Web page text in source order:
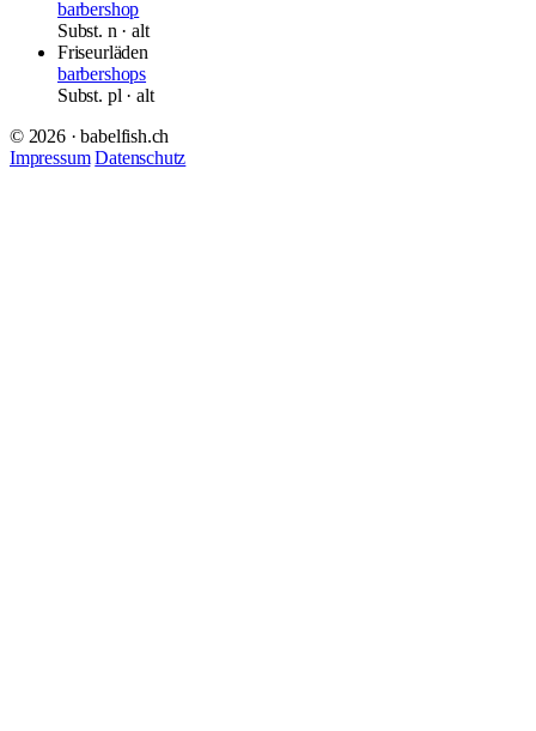
barbershop
Subst. n · alt
Friseurläden
barbershops
Subst. pl · alt
© 2026 · babelfish.ch
Impressum Datenschutz